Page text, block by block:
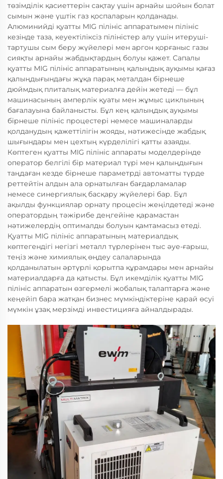
төзімділік қасиеттерін сақтау үшін арнайы шойын болат
сымын және үштік газ қоспаларын қолданады.
Алюминийді қуатты MIG пілініс аппаратымен пілініс
кезінде таза, кеуектіліксіз піліністер алу үшін итеруші-
тартушы сым беру жүйелері мен аргон қорғаныс газы
сияқты арнайы жабдықтардың болуы қажет. Сапалы
қуатты MIG пілініс аппаратының қалыңдық ауқымы қағаз
қалыңдығындағы жұқа парақ металдан бірнеше
дюймдық плиталық материалға дейін жетеді — бұл
машинасының амперлік қуаты мен жұмыс циклының
бағалауына байланысты. Бұл кең қалыңдық ауқымы
бірнеше пілініс процестері немесе машиналарды
қолданудың қажеттілігін жояды, нәтижесінде жабдық
шығындары мен цехтың күрделілігі қатты азаяды.
Көптеген қуатты MIG пілініс аппараты моделдерінде
оператор белгілі бір материал түрі мен қалыңдығын
таңдаған кезде бірнеше параметрді автоматты түрде
реттейтін алдын ала орнатылған бағдарламалар
немесе синергиялық басқару жүйелері бар. Бұл
ақылды функциялар орнату процесін жеңілдетеді және
оператордың тәжірибе деңгейіне қарамастан
нәтижелердің оптималды болуын қамтамасыз етеді.
Қуатты MIG пілініс аппаратының материалдық
көптегендігі негізгі металл түрлерінен тыс әуе-ғарыш,
теңіз және химиялық өңдеу салаларында
қолданылатын әртүрлі қорытпа құрамдары мен арнайы
материалдарға да қатысты. Бұл икемділік қуатты MIG
пілініс аппаратын өзгермелі жобалық талаптарға және
кеңейіп бара жатқан бизнес мүмкіндіктеріне қарай өсуі
мүмкін ұзақ мерзімді инвестицияға айналдырады.